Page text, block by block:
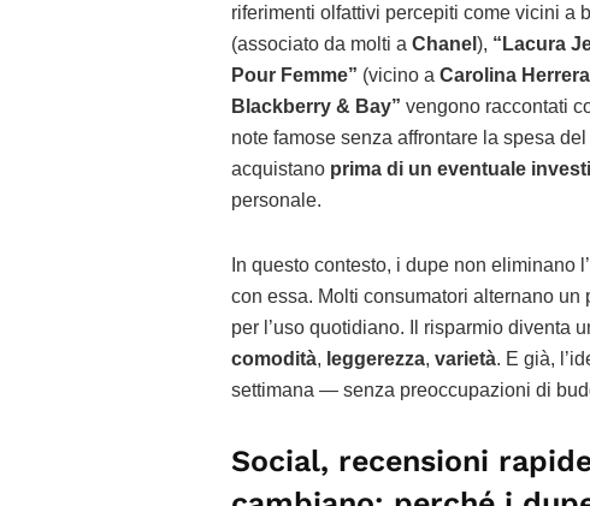
riferimenti olfattivi percepiti come vicini a
(associato da molti a Chanel ), “Lacura
Pour Femme” (vicino a Carolina Herrera
Blackberry & Bay” vengono raccontati
note famose senza affrontare la spesa
acquistano prima di un eventuale
personale.
In questo contesto, i dupe non eliminano
con essa. Molti consumatori alternano
per l’uso quotidiano. Il risparmio diventa
comodità, leggerezza, varietà. E già,
settimana — senza preoccupazioni di
Social, recensioni